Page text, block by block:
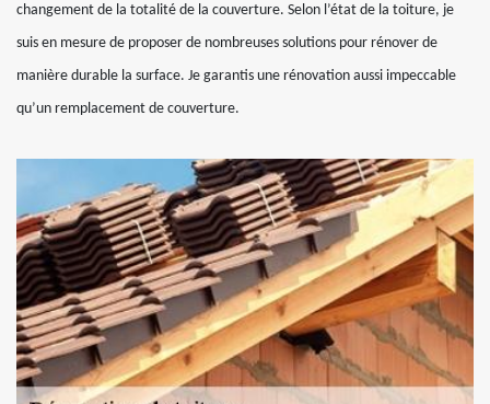
changement de la totalité de la couverture. Selon l’état de la toiture, je
suis en mesure de proposer de nombreuses solutions pour rénover de
manière durable la surface. Je garantis une rénovation aussi impeccable
qu’un remplacement de couverture.